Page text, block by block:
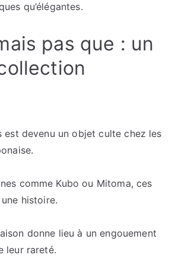
qu’élégantes.
pas que : un
est devenu un objet culte chez les
comme Kubo ou Mitoma, ces
histoire.
donne lieu à un engouement
leur rareté.